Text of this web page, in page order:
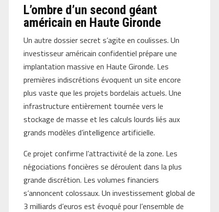
L’ombre d’un second géant
américain en Haute Gironde
Un autre dossier secret s’agite en coulisses. Un
investisseur américain confidentiel prépare une
implantation massive en Haute Gironde. Les
premières indiscrétions évoquent un site encore
plus vaste que les projets bordelais actuels. Une
infrastructure entièrement tournée vers le
stockage de masse et les calculs lourds liés aux
grands modèles d’intelligence artificielle.
Ce projet confirme l’attractivité de la zone. Les
négociations foncières se déroulent dans la plus
grande discrétion. Les volumes financiers
s’annoncent colossaux. Un investissement global de
3 milliards d’euros est évoqué pour l’ensemble de